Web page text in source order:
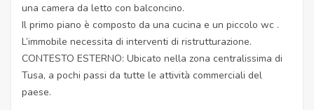
una camera da letto con balconcino.
Il primo piano è composto da una cucina e un piccolo wc .
L’immobile necessita di interventi di ristrutturazione.
CONTESTO ESTERNO: Ubicato nella zona centralissima di
Tusa, a pochi passi da tutte le attività commerciali del
paese.